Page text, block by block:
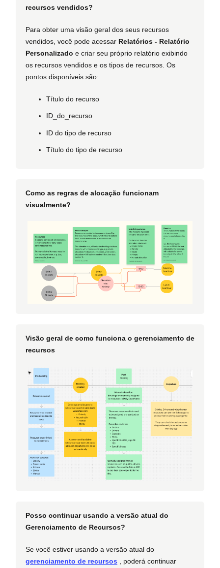
recursos vendidos?
Para obter uma visão geral dos seus recursos
vendidos, você pode acessar Relatórios - Relatório
Personalizado e criar seu próprio relatório exibindo
os recursos vendidos e os tipos de recursos. Os
pontos disponíveis são:
Título do recurso
ID_do_recurso
ID do tipo de recurso
Título do tipo de recurso
Como as regras de alocação funcionam
visualmente?
Visão geral de como funciona o gerenciamento de
recursos
Posso continuar usando a versão atual do
Gerenciamento de Recursos?
Se você estiver usando a versão atual do
gerenciamento de recursos , poderá continuar